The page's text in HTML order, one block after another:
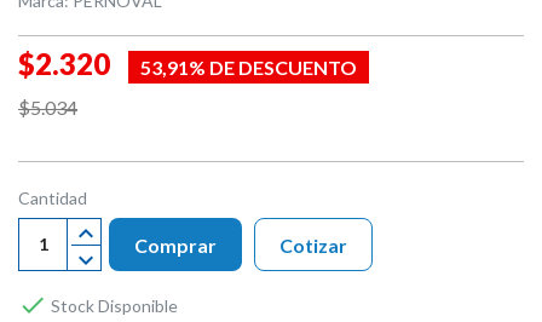
$2.320
53,91% DE DESCUENTO
$5.034
Cantidad
Comprar
 Stock Disponible
Cotizar